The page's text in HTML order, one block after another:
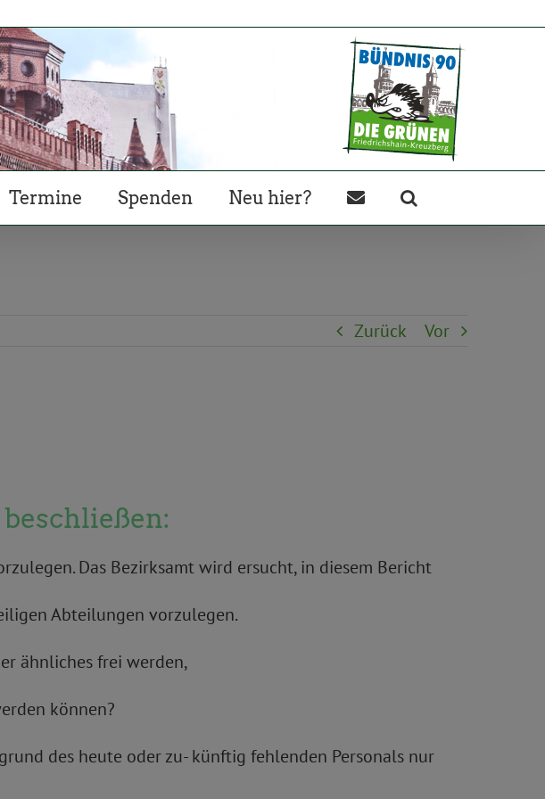
Termine Spenden Neu hier?
Zurück Vor
Das Bezirksamt wird ersucht, in diesem Bericht
Abteilungen vorzulegen.
ähnliches frei werden,
können?
des heute oder zu- künftig fehlenden Personals nur